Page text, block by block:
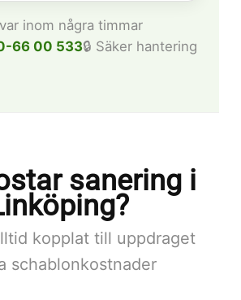
inom några timmar
66 00 533🔒 Säker hantering
sanering i
kopplat till uppdraget
schablonkostnader